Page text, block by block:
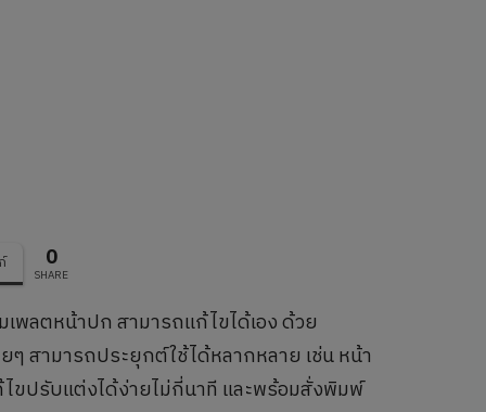
0
SHARE
ลตหน้าปก สามารถแก้ไขได้เอง ด้วย
ๆ สามารถประยุกต์ใช้ได้หลากหลาย เช่น หน้า
ขปรับแต่งได้ง่ายไม่กี่นาที และพร้อมสั่งพิมพ์